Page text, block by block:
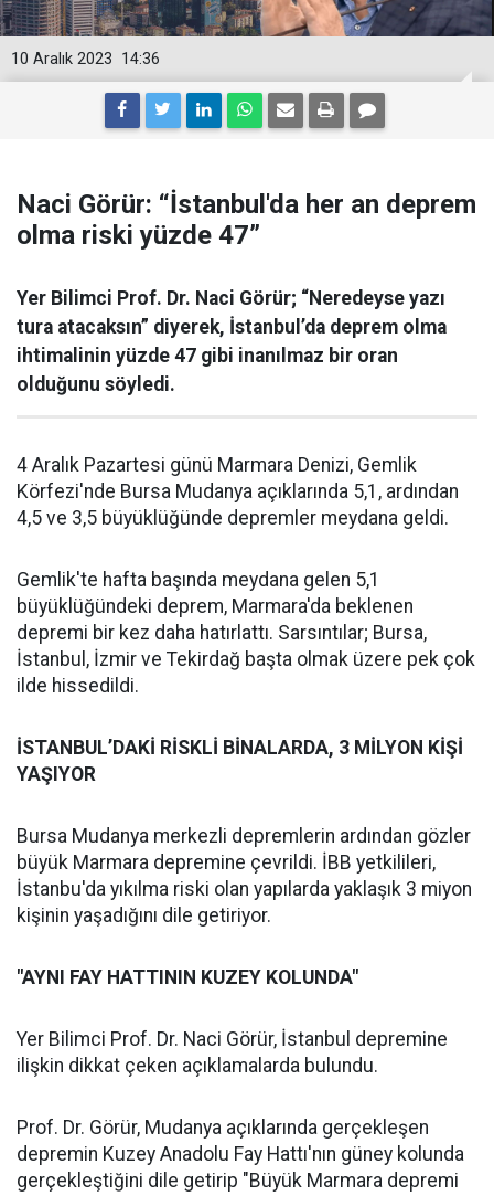
14:36
10 Aralık 2023
Naci Görür: “İstanbul'da her an deprem
olma riski yüzde 47”
Yer Bilimci Prof. Dr. Naci Görür; “Neredeyse yazı
tura atacaksın” diyerek, İstanbul’da deprem olma
ihtimalinin yüzde 47 gibi inanılmaz bir oran
olduğunu söyledi.
4 Aralık Pazartesi günü Marmara Denizi, Gemlik
Körfezi'nde Bursa Mudanya açıklarında 5,1, ardından
4,5 ve 3,5 büyüklüğünde depremler meydana geldi.
Gemlik'te hafta başında meydana gelen 5,1
büyüklüğündeki deprem, Marmara'da beklenen
depremi bir kez daha hatırlattı. Sarsıntılar; Bursa,
İstanbul, İzmir ve Tekirdağ başta olmak üzere pek çok
ilde hissedildi.
İSTANBUL’DAKİ RİSKLİ BİNALARDA, 3 MİLYON KİŞİ
YAŞIYOR
Bursa Mudanya merkezli depremlerin ardından gözler
büyük Marmara depremine çevrildi. İBB yetkilileri,
İstanbu'da yıkılma riski olan yapılarda yaklaşık 3 miyon
kişinin yaşadığını dile getiriyor.
"AYNI FAY HATTININ KUZEY KOLUNDA"
Yer Bilimci Prof. Dr. Naci Görür, İstanbul depremine
ilişkin dikkat çeken açıklamalarda bulundu.
Prof. Dr. Görür, Mudanya açıklarında gerçekleşen
depremin Kuzey Anadolu Fay Hattı'nın güney kolunda
gerçekleştiğini dile getirip "Büyük Marmara depremi